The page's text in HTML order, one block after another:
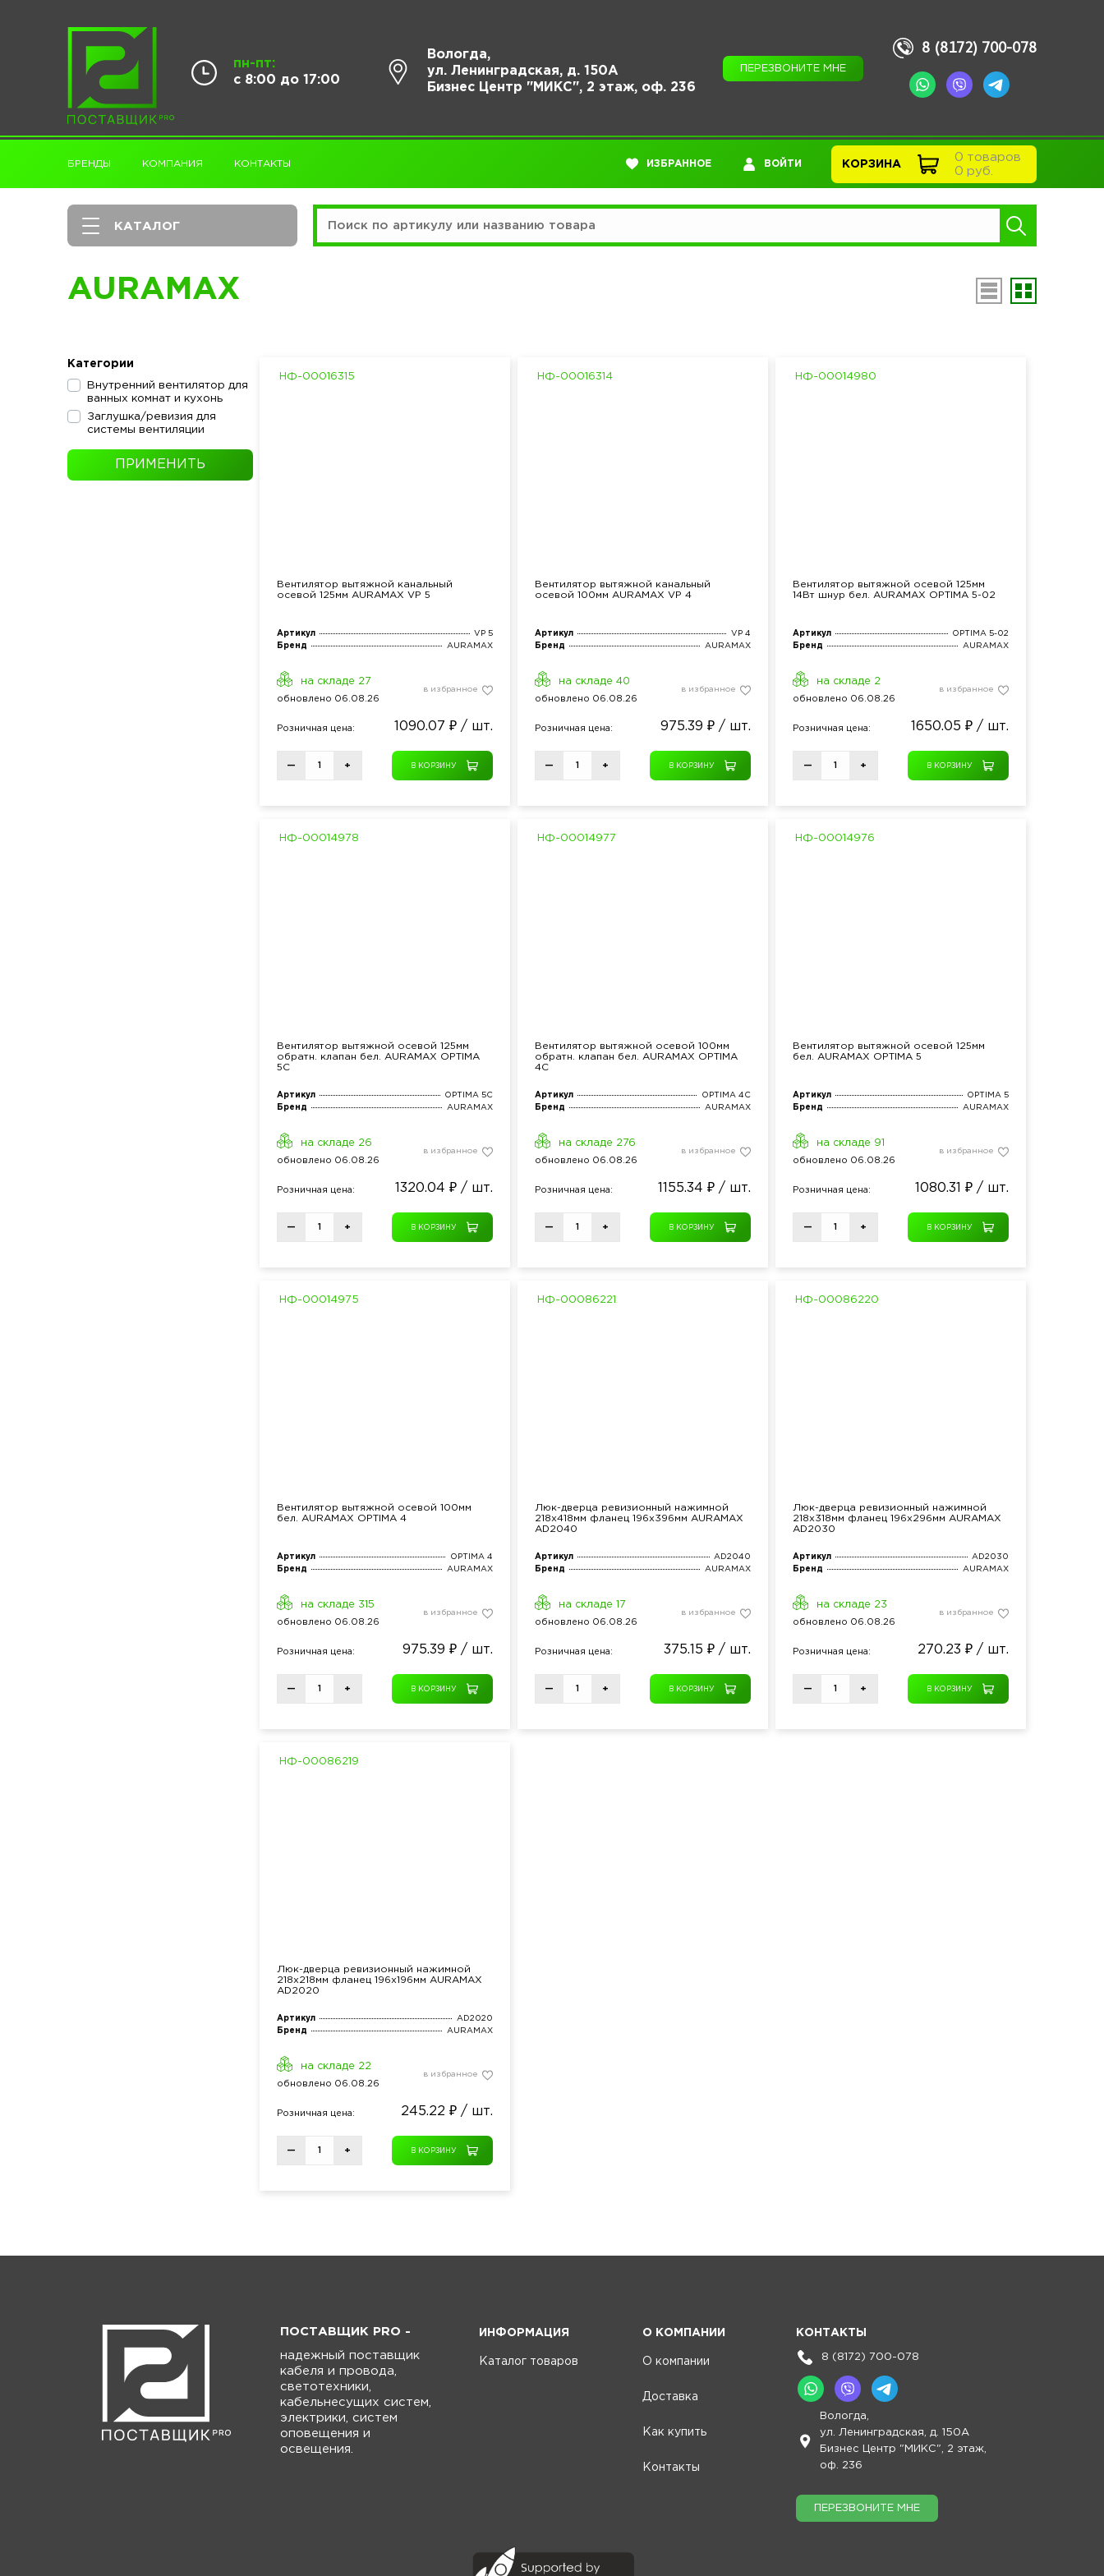
пн-пт:
с 8:00 до 17:00
Вологда,
ул. Ленинградская, д. 150А
Бизнес Центр "МИКС", 2 этаж, оф. 236
ПЕРЕЗВОНИТЕ МНЕ
8 (8172) 700-078
БРЕНДЫ КОМПАНИЯ КОНТАКТЫ ИЗБРАННОЕ ВОЙТИ КОРЗИНА
0 товаров
0 руб.
КАТАЛОГ
AURAMAX
Категории
Внутренний вентилятор для
ванных комнат и кухонь
Заглушка/ревизия для
системы вентиляции
ПРИМЕНИТЬ
НФ-00016315
Вентилятор вытяжной канальный
осевой 125мм AURAMAX VP 5
Артикул
VP 5
Бренд
AURAMAX
на складе 27
обновлено 06.08.26
в избранное
Розн ичная цена: 1090.07 ₽ / шт.
— + В КОРЗИНУ
НФ-00016314
Вентилятор вытяжной канальный
осевой 100мм AURAMAX VP 4
Артикул
VP 4
Бренд
AURAMAX
на складе 40
обновлено 06.08.26
в избранное
Розн ичная цена: 975.39 ₽ / шт.
— + В КОРЗИНУ
НФ-00014980
Вентилятор вытяжной осевой 125мм
14Вт шнур бел. AURAMAX OPTIMA 5-02
Артикул
OPTIMA 5-02
Бренд
AURAMAX
на складе 2
обновлено 06.08.26
в избранное
Розн ичная цена: 1650.05 ₽ / шт.
— + В КОРЗИНУ
НФ-00014978
Вентилятор вытяжной осевой 125мм
обратн. клапан бел. AURAMAX OPTIMA
5C
Артикул
OPTIMA 5C
Бренд
AURAMAX
на складе 26
обновлено 06.08.26
в избранное
Розн ичная цена: 1320.04 ₽ / шт.
— + В КОРЗИНУ
НФ-00014977
Вентилятор вытяжной осевой 100мм
обратн. клапан бел. AURAMAX OPTIMA
4C
Артикул
OPTIMA 4C
Бренд
AURAMAX
на складе 276
обновлено 06.08.26
в избранное
Розн ичная цена: 1155.34 ₽ / шт.
— + В КОРЗИНУ
НФ-00014976
Вентилятор вытяжной осевой 125мм
бел. AURAMAX OPTIMA 5
Артикул
OPTIMA 5
Бренд
AURAMAX
на складе 91
обновлено 06.08.26
в избранное
Розн ичная цена: 1080.31 ₽ / шт.
— + В КОРЗИНУ
НФ-00014975
Вентилятор вытяжной осевой 100мм
бел. AURAMAX OPTIMA 4
Артикул
OPTIMA 4
Бренд
AURAMAX
на складе 315
обновлено 06.08.26
в избранное
Розн ичная цена: 975.39 ₽ / шт.
— + В КОРЗИНУ
НФ-00086221
Люк-дверца ревизионный нажимной
218х418мм фланец 196х396мм AURAMAX
AD2040
Артикул
AD2040
Бренд
AURAMAX
на складе 17
обновлено 06.08.26
в избранное
Розн ичная цена: 375.15 ₽ / шт.
— + В КОРЗИНУ
НФ-00086220
Люк-дверца ревизионный нажимной
218х318мм фланец 196х296мм AURAMAX
AD2030
Артикул
AD2030
Бренд
AURAMAX
на складе 23
обновлено 06.08.26
в избранное
Розн ичная цена: 270.23 ₽ / шт.
— + В КОРЗИНУ
НФ-00086219
Люк-дверца ревизионный нажимной
218х218мм фланец 196х196мм AURAMAX
AD2020
Артикул
AD2020
Бренд
AURAMAX
на складе 22
обновлено 06.08.26
в избранное
Розн ичная цена: 245.22 ₽ / шт.
— + В КОРЗИНУ
ПОСТАВЩИК PRO -
надежный поставщик
кабеля и провода,
светотехники,
кабельнесущих систем,
электрики, систем
оповещения и
освещения.
ИНФОРМАЦИЯ
Каталог товаров
О КОМПАНИИ
О компании
Доставка
Как купить
Контакты
КОНТАКТЫ
8 (8172) 700-078
Вологда,
ул. Ленинградская, д. 150А
Бизнес Центр "МИКС", 2 этаж,
оф. 236
ПЕРЕЗВОНИТЕ МНЕ